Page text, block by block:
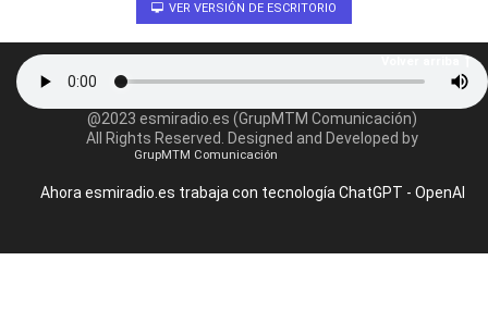
VER VERSIÓN DE ESCRITORIO
@2023 esmiradio.es (GrupMTM Comunicación)
All Rights Reserved. Designed and Developed by
GrupMTM Comunicación
Ahora esmiradio.es trabaja con tecnología ChatGPT - OpenAI